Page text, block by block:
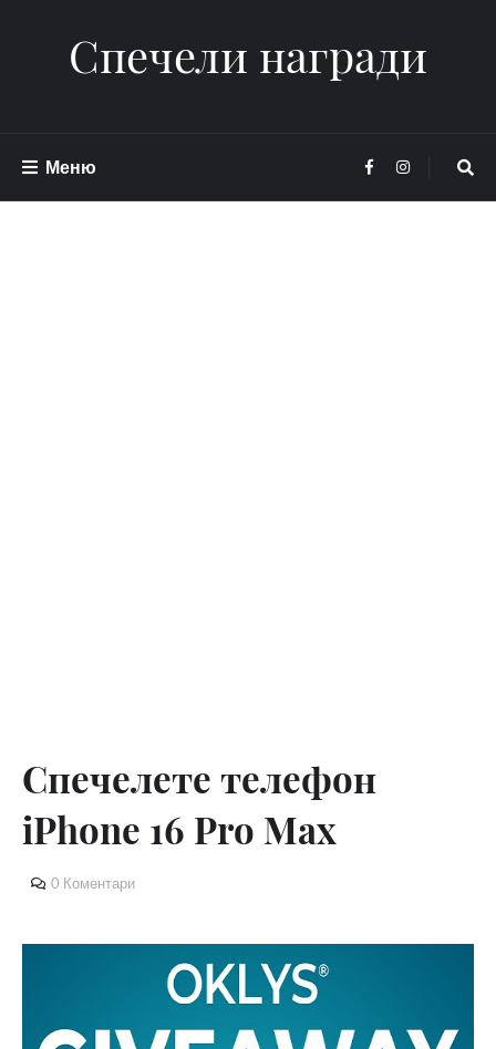
Спечели награди
Меню
Спечелете телефон
iPhone 16 Pro Max
0 Коментари